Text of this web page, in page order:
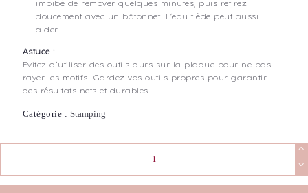
imbibé de remover quelques minutes, puis retirez
doucement avec un bâtonnet. L’eau tiède peut aussi
aider.
Astuce :
Évitez d’utiliser des outils durs sur la plaque pour ne pas
rayer les motifs. Gardez vos outils propres pour garantir
des résultats nets et durables.
Catégorie : Stamping
Stamping